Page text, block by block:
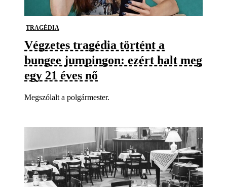
TRAGÉDIA
Végzetes tragédia történt a
bungee jumpingon: ezért halt meg
egy 21 éves nő
Megszólalt a polgármester.